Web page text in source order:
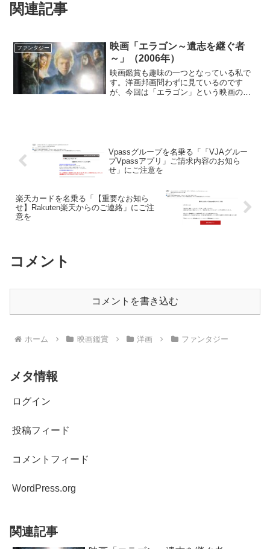
関連記事
ファンタジー
映画「エラゴン～遺志を継ぐ者
～」（2006年）
映画鑑賞も趣味の一つとなっている私で
す。洋画邦画問わずに見ているのです
が、今回は「エラゴン」という映画のお
Vpassグループを名乗る「「VJAグルー
プVpassアプリ」ご請求内容のお知ら
せ」にご注意を
楽天カードを名乗る「【重要なお知ら
せ】Rakuten楽天からのご連絡」にご注
意を
コメント
コメントを書き込む
ホーム 映画鑑賞 洋画 ファンタジー
メタ情報
ログイン
投稿フィード
コメントフィード
WordPress.org
関連記事